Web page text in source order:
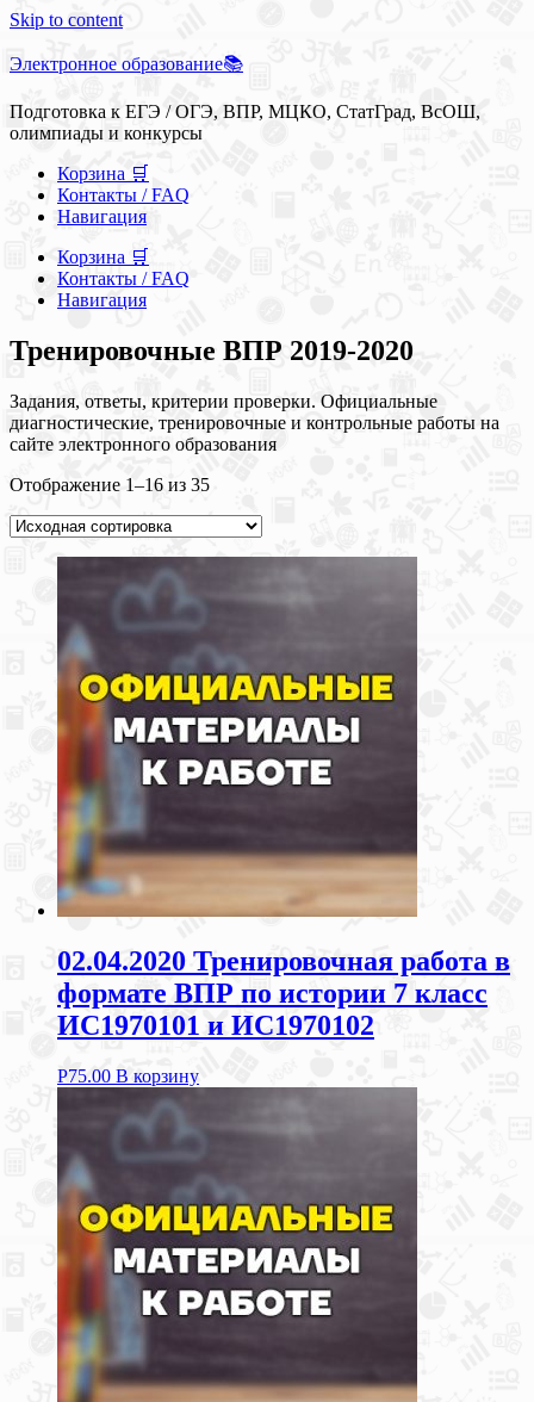
Skip to content
Электронное образование📚
Подготовка к ЕГЭ / ОГЭ, ВПР, МЦКО, СтатГрад, ВсОШ,
олимпиады и конкурсы
Корзина 🛒
Контакты / FAQ
Навигация
Корзина 🛒
Контакты / FAQ
Навигация
Тренировочные ВПР 2019-2020
Задания, ответы, критерии проверки. Официальные
диагностические, тренировочные и контрольные работы на
сайте электронного образования
Отображение 1–16 из 35
02.04.2020 Тренировочная работа в
формате ВПР по истории 7 класс
ИС1970101 и ИС1970102
Р75.00 В корзину